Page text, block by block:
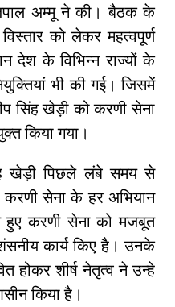
अम्मू ने की। बैठक के
को लेकर महत्वपूर्ण
देश के विभिन्न राज्यों के
भी की गई। जिसमें
सिंह खेड़ी को करणी सेना
किया गया।
खेड़ी पिछले लंबे समय से
सेना के हर अभियान
हुए करणी सेना को मजबूत
कार्य किए है। उनके
होकर शीर्ष नेतृत्व ने उन्हे
किया है।